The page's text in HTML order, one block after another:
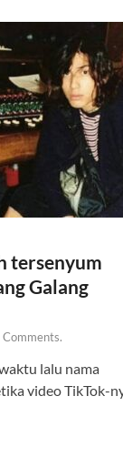
tersenyum
Galang
lalu nama
video TikTok-